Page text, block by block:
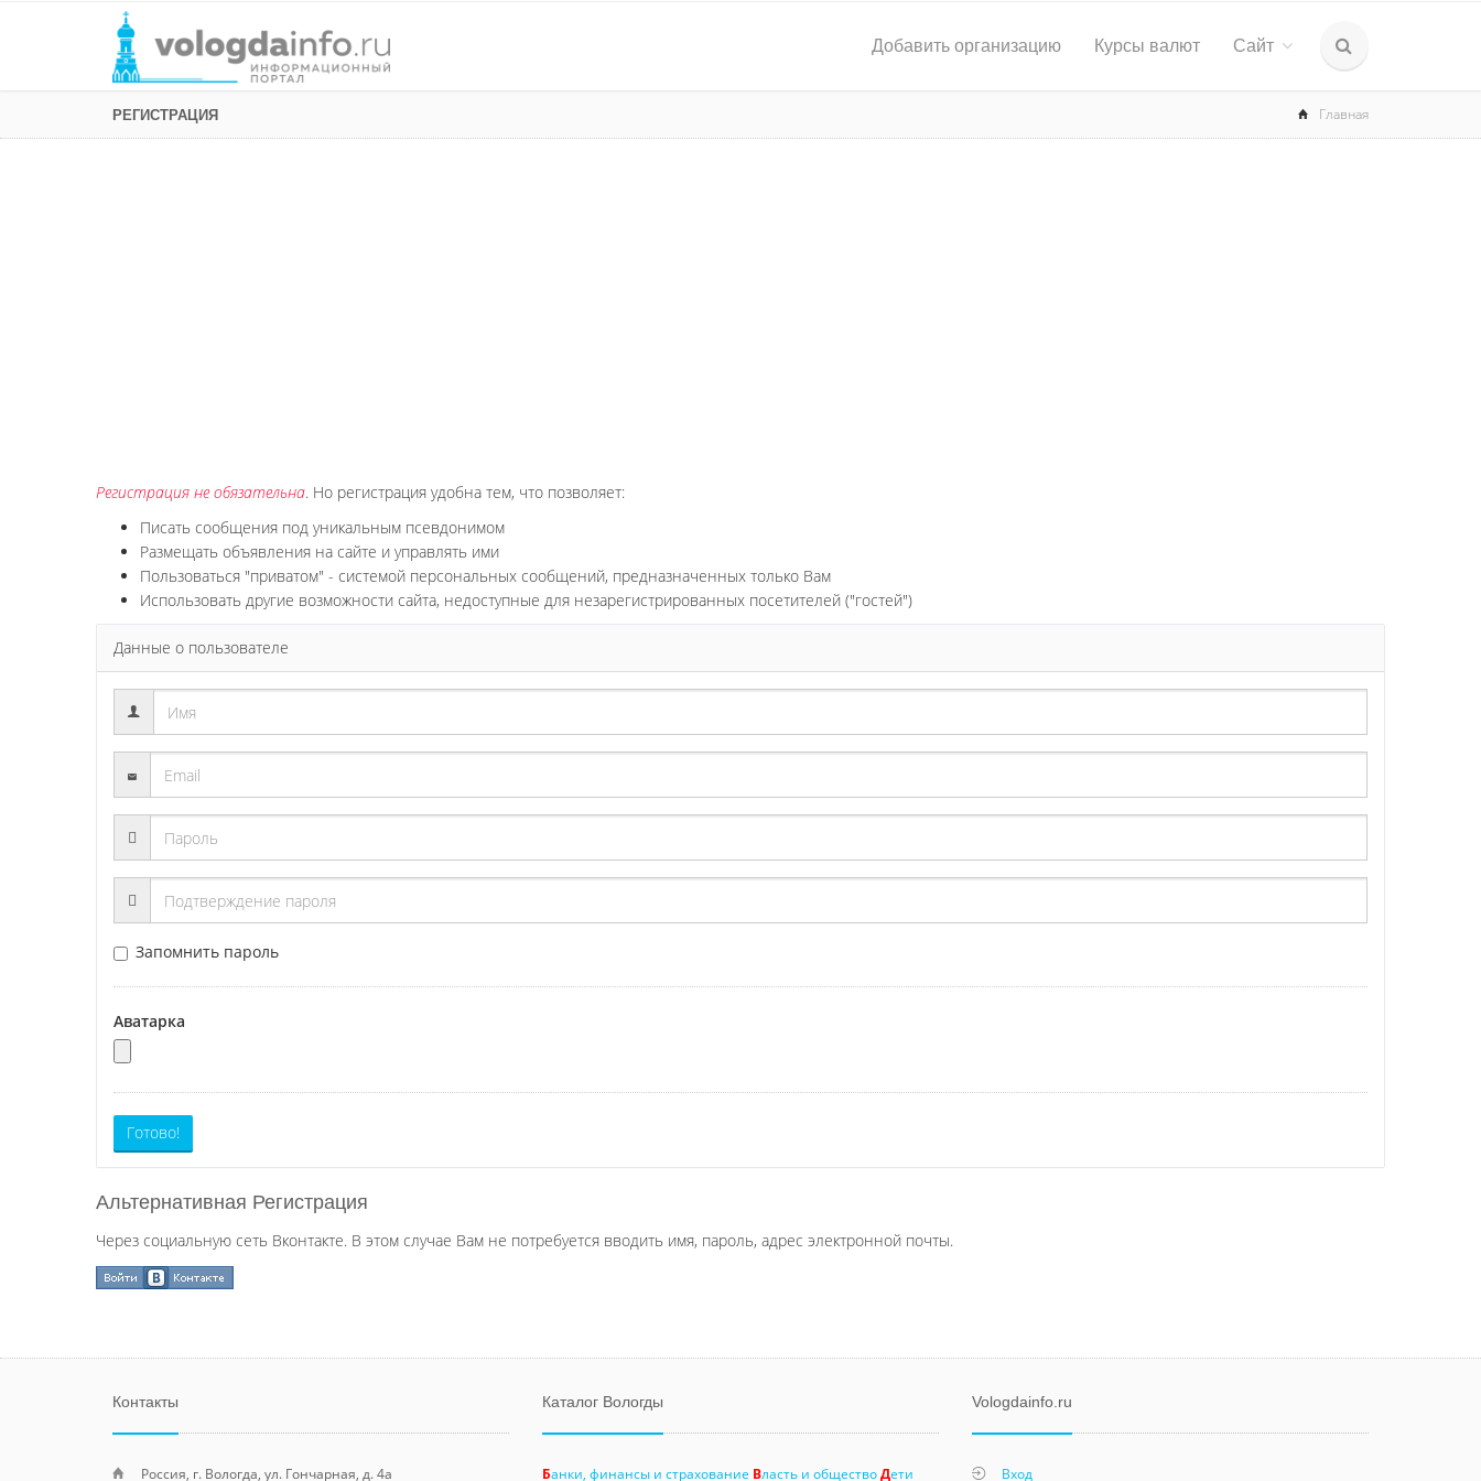
Добавить организацию Курсы валют Сайт
РЕГИСТРАЦИЯ Главная
Регистрация не обязательна. Но регистрация удобна тем, что позволяет:
Писать сообщения под уникальным псевдонимом
Размещать объявления на сайте и управлять ими
Пользоваться "приватом" - системой персональных сообщений, предназначенных только Вам
Использовать другие возможности сайта, недоступные для незарегистрированных посетителей ("гостей")
Данные о пользователе
Запомнить пароль
Аватарка
Готово!
Альтернативная Регистрация
Через социальную сеть Вконтакте. В этом случае Вам не потребуется вводить имя, пароль, адрес электронной почты.
Контакты
Россия, г. Вологда, ул. Гончарная, д. 4а
Каталог Вологды
Банки, финансы и страхование Власть и обществоДети
Vologdainfo.ru
Вход